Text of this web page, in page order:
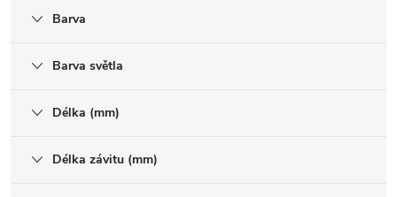
Barva
Barva světla
Délka (mm)
Délka závitu (mm)